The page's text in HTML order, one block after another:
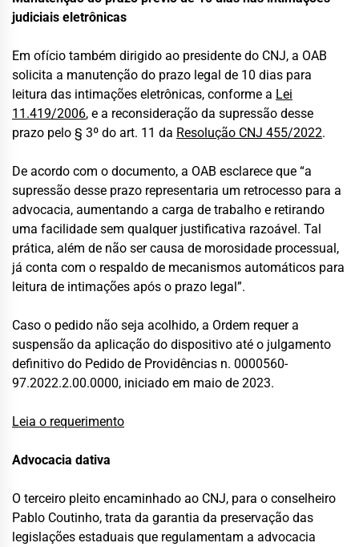
judiciais eletrônicas
Em ofício também dirigido ao presidente do CNJ, a OAB
solicita a manutenção do prazo legal de 10 dias para
leitura das intimações eletrônicas, conforme a Lei
11.419/2006, e a reconsideração da supressão desse
prazo pelo § 3º do art. 11 da Resolução CNJ 455/2022.
De acordo com o documento, a OAB esclarece que “a
supressão desse prazo representaria um retrocesso para a
advocacia, aumentando a carga de trabalho e retirando
uma facilidade sem qualquer justificativa razoável. Tal
prática, além de não ser causa de morosidade processual,
já conta com o respaldo de mecanismos automáticos para
leitura de intimações após o prazo legal”.
Caso o pedido não seja acolhido, a Ordem requer a
suspensão da aplicação do dispositivo até o julgamento
definitivo do Pedido de Providências n. 0000560-
97.2022.2.00.0000, iniciado em maio de 2023.
Leia o requerimento
Advocacia dativa
O terceiro pleito encaminhado ao CNJ, para o conselheiro
Pablo Coutinho, trata da garantia da preservação das
legislações estaduais que regulamentam a advocacia